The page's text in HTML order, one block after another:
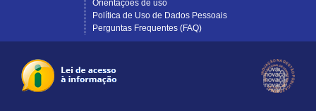
Orientações de uso
Política de Uso de Dados Pessoais
Perguntas Frequentes (FAQ)